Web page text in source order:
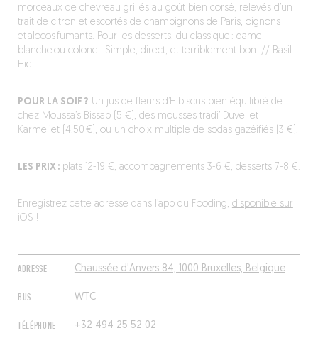
ADRESSE Chaussée d'Anvers 84, 1000 Bruxelles, Belgique
BUS WTC
TÉLÉPHONE +32 494 25 52 02
morceaux de chevreau grillés au goût bien corsé, relevés d’un
trait de citron et escortés de champignons de Paris, oignons
et alocos fumants. Pour les desserts, du classique : dame
blanche ou colonel. Simple, direct, et terriblement bon. // Basil
Hic
POUR LA SOIF ? Un jus de fleurs d’Hibiscus bien équilibré de
chez Moussa’s Bissap (5 €), des mousses tradi’ Duvel et
Karmeliet (4,50 €), ou un choix multiple de sodas gazéifiés (3 €).
LES PRIX :plats 12-19 €, accompagnements 3-6 €, desserts 7-8 €.
Enregistrez cette adresse dans l’app du Fooding, disponible sur
iOS !